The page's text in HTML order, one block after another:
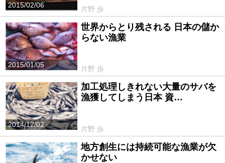
2015/02/06
片野 歩
2015/01/05
世界からとり残される 日本の儲か
らない漁業
片野 歩
2014/12/02
加工処理しきれない大量のサバを
漁獲してしまう日本 資…
片野 歩
地方創生には持続可能な漁業が欠
かせない